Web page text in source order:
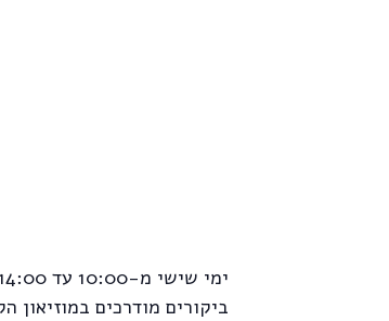
ימי שישי מ-10:00 עד 14:00
ביקורים מודרכים במוזיאון